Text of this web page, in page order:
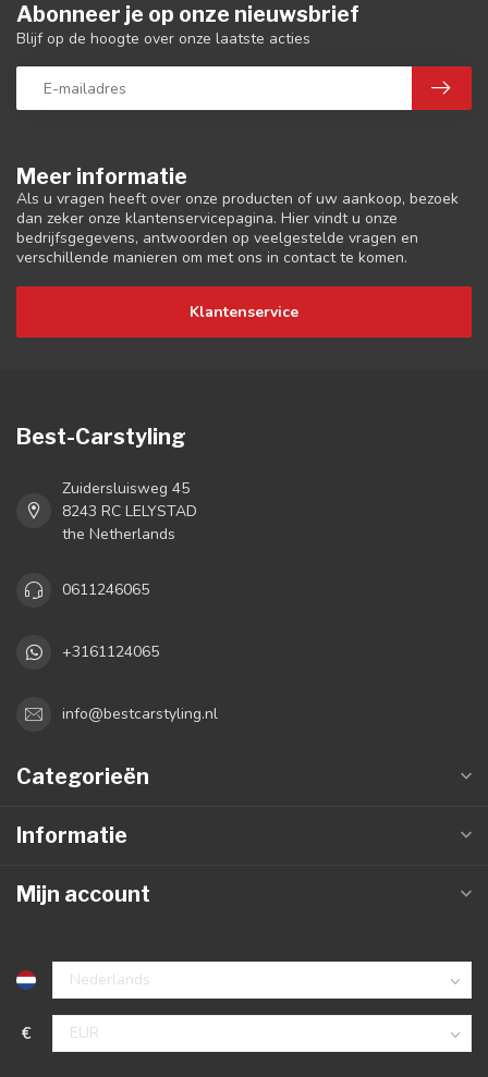
Meer informatie
Als u vragen heeft over onze producten of uw aankoop, bezoek
dan zeker onze klantenservicepagina. Hier vindt u onze
bedrijfsgegevens, antwoorden op veelgestelde vragen en
verschillende manieren om met ons in contact te komen.
Klantenservice
Abonneer je op onze nieuwsbrief
Blijf op de hoogte over onze laatste acties
Best-Carstyling
Zuidersluisweg 45
8243 RC LELYSTAD
the Netherlands
0611246065
+3161124065
info@bestcarstyling.nl
Categorieën
Informatie
Mijn account
€